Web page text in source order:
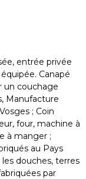
entrée privée
Canapé
un couchage
Manufacture
; Coin
four, machine à
à manger ;
au Pays
les douches, terres
par